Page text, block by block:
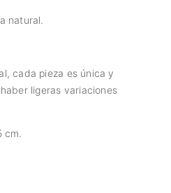
natural.
cada pieza es única y
ligeras variaciones
cm.